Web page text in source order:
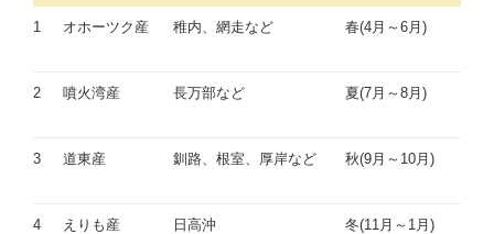
1 オホーツク産 稚内、網走など 春(4月～6月)
2 噴火湾産 長万部など 夏(7月～8月)
3 道東産 釧路、根室、厚岸など 秋(9月～10月)
4 えりも産 日高沖 冬(11月～1月)